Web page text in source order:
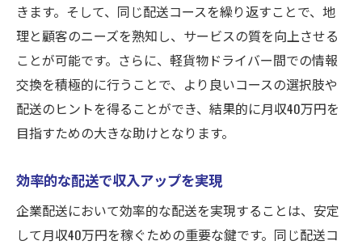
きます。そして、同じ配送コースを繰り返すことで、地
理と顧客のニーズを熟知し、サービスの質を向上させる
ことが可能です。さらに、軽貨物ドライバー間での情報
交換を積極的に行うことで、より良いコースの選択肢や
配送のヒントを得ることができ、結果的に月収40万円を
目指すための大きな助けとなります。
効率的な配送で収入アップを実現
企業配送において効率的な配送を実現することは、安定
して月収40万円を稼ぐための重要な鍵です。同じ配送コ